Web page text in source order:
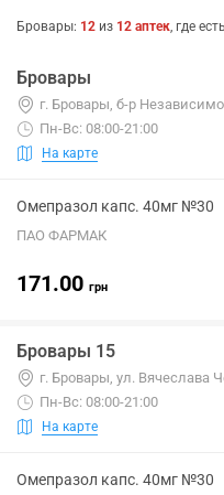
Бровары: 12 из 12 аптек, где есть
Бровары
г. Бровары, б-р
Пн-Вс: 08:00-21:00
На карте
Омепразол капс. 40мг №30
ПАО ФАРМАК
171.00 грн
Бровары 15
г. Бровары, ул. Вячеслава
Пн-Вс: 08:00-21:00
На карте
Омепразол капс. 40мг №30